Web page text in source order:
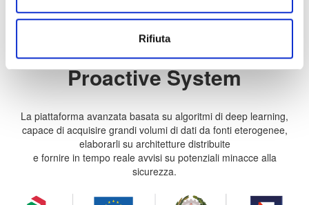
Rifiuta
TIPS - Threat Intelligence
Proactive System
La piattaforma avanzata basata su algoritmi di deep learning,
capace di acquisire grandi volumi di dati da fonti eterogenee,
elaborarli su architetture distribuite
e fornire in tempo reale avvisi su potenziali minacce alla
sicurezza.